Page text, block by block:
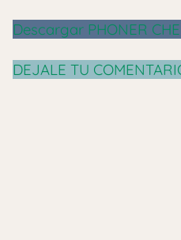
Descargar PHONER
DEJALE TU